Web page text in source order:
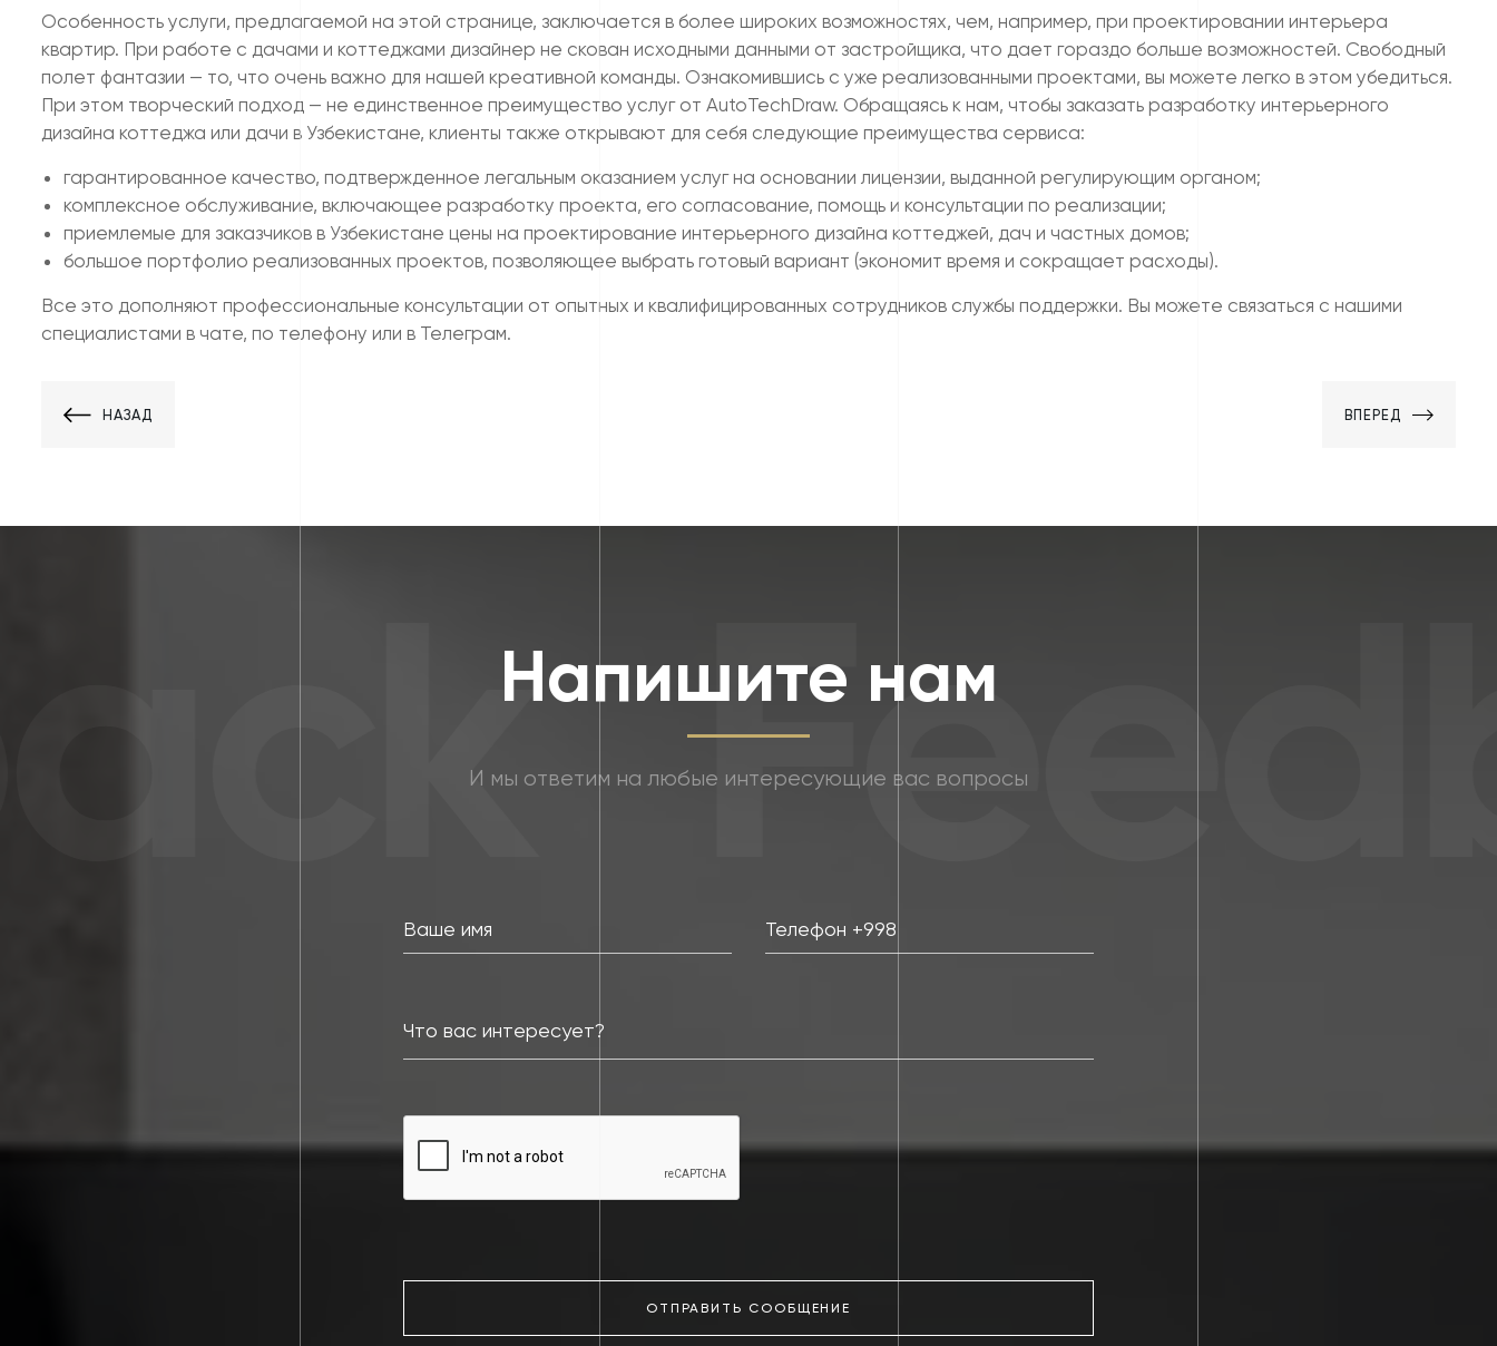
Особенность услуги, предлагаемой на этой странице, заключается в более широких возможностях, чем, например, при проектировании интерьера
квартир. При работе с дачами и коттеджами дизайнер не скован исходными данными от застройщика, что дает гораздо больше возможностей. Свободный
полет фантазии — то, что очень важно для нашей креативной команды. Ознакомившись с уже реализованными проектами, вы можете легко в этом убедиться.
При этом творческий подход — не единственное преимущество услуг от AutoTechDraw. Обращаясь к нам, чтобы заказать разработку интерьерного
дизайна коттеджа или дачи в Узбекистане, клиенты также открывают для себя следующие преимущества сервиса:
гарантированное качество, подтвержденное легальным оказанием услуг на основании лицензии, выданной регулирующим органом;
комплексное обслуживание, включающее разработку проекта, его согласование, помощь и консультации по реализации;
приемлемые для заказчиков в Узбекистане цены на проектирование интерьерного дизайна коттеджей, дач и частных домов;
большое портфолио реализованных проектов, позволяющее выбрать готовый вариант (экономит время и сокращает расходы).
Все это дополняют профессиональные консультации от опытных и квалифицированных сотрудников службы поддержки. Вы можете связаться с нашими
специалистами в чате, по телефону или в Телеграм.
НАЗАД ВПЕРЕД
Напишите нам
И мы ответим на любые интересующие вас вопросы
ОТПРАВИТЬ СООБЩЕНИЕ